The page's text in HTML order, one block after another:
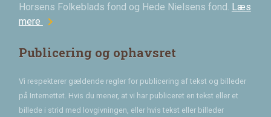
Horsens Folkeblads fond og Hede Nielsens fond. Læs
mere chevron_right
Publicering og ophavsret
Vi respekterer gældende regler for publicering af tekst og billeder
på Internettet. Hvis du mener, at vi har publiceret en tekst eller et
billede i strid med lovgivningen, eller hvis tekst eller billeder